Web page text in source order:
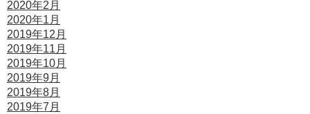
2020年2月
2020年1月
2019年12月
2019年11月
2019年10月
2019年9月
2019年8月
2019年7月